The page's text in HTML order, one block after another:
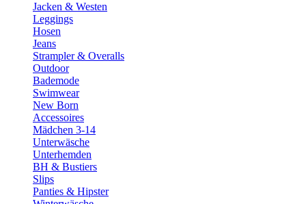
Jacken & Westen
Leggings
Hosen
Jeans
Strampler & Overalls
Outdoor
Bademode
Swimwear
New Born
Accessoires
Mädchen 3-14
Unterwäsche
Unterhemden
BH & Bustiers
Slips
Panties & Hipster